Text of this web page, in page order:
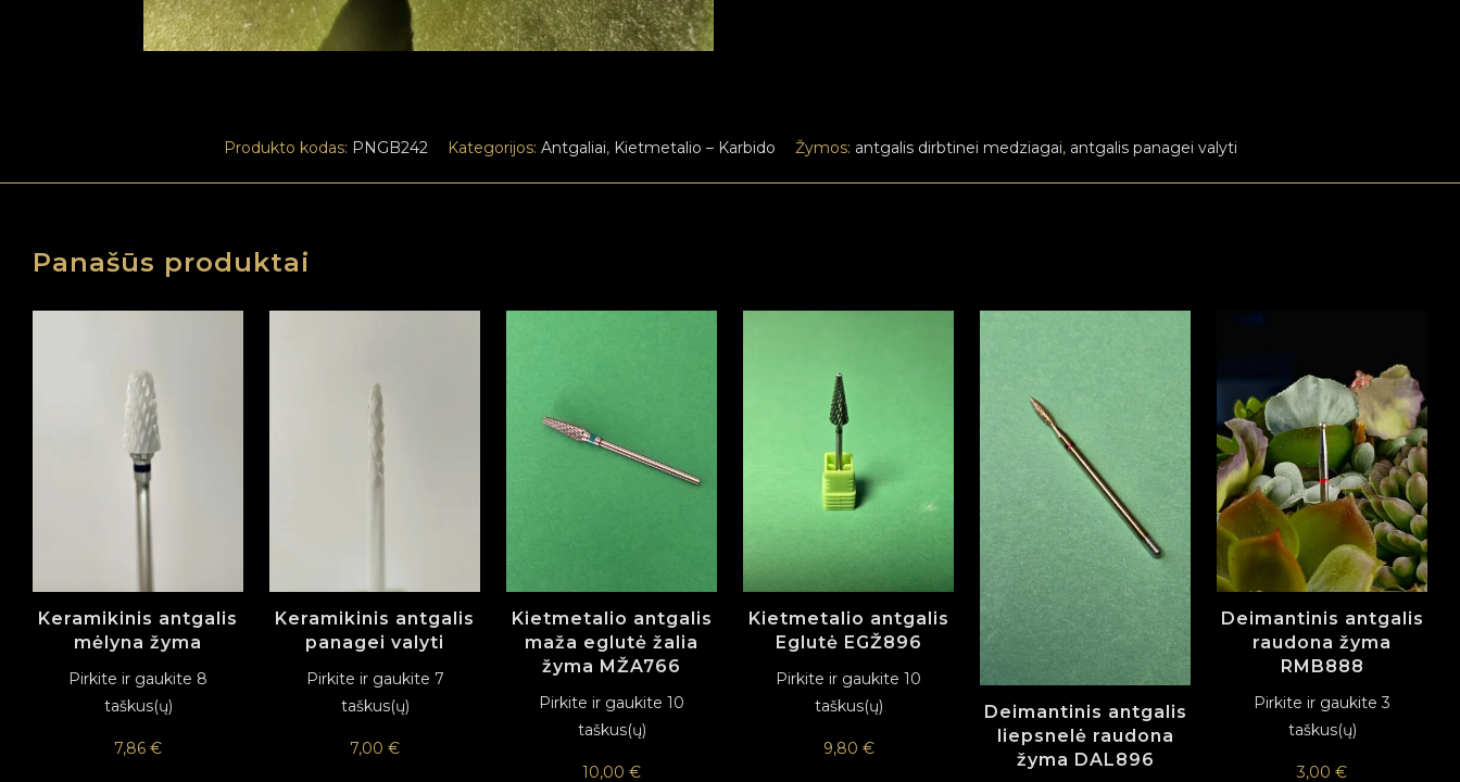
Produkto kodas: PNGB242 Kategorijos: Antgaliai, Kietmetalio – Karbido Žymos: antgalis dirbtinei medziagai, antgalis panagei valyti
Panašūs produktai
Keramikinis antgalis
mėlyna žyma
Pirkite ir gaukite 8
taškus(ų)
7,86 €
Keramikinis antgalis
panagei valyti
Pirkite ir gaukite 7
taškus(ų)
7,00 €
Kietmetalio antgalis
maža eglutė žalia
žyma MŽA766
Pirkite ir gaukite 10
taškus(ų)
10,00 €
Kietmetalio antgalis
Eglutė EGŽ896
Pirkite ir gaukite 10
taškus(ų)
9,80 €
Deimantinis antgalis
liepsnelė raudona
žyma DAL896
Deimantinis antgalis
raudona žyma
RMB888
Pirkite ir gaukite 3
taškus(ų)
3,00 €